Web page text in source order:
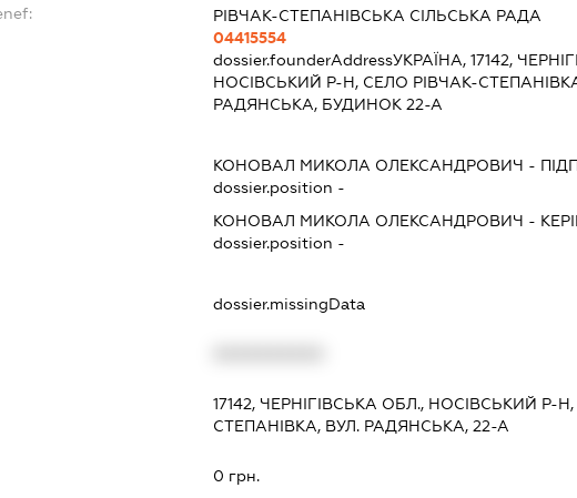
РІВЧАК-СТЕПАНІВСЬКА СІЛЬСЬКА РАДА
04415554
dossier.founderAddressУКРАЇНА, 17142,
НОСІВСЬКИЙ Р-Н, СЕЛО РІВЧАК-
РАДЯНСЬКА, БУДИНОК 22-А
КОНОВАЛ МИКОЛА ОЛЕКСАНДРОВИЧ -
dossier.position -
КОНОВАЛ МИКОЛА ОЛЕКСАНДРОВИЧ -
dossier.position -
dossier.missingData
17142, ЧЕРНІГІВСЬКА ОБЛ., НОСІВСЬКИЙ Р-Н,
СТЕПАНІВКА, ВУЛ. РАДЯНСЬКА, 22-А
0 грн.